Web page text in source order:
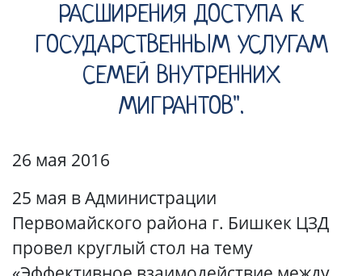
РАСШИРЕНИЯ ДОСТУПА К
ГОСУДАРСТВЕННЫМ УСЛУГАМ
СЕМЕЙ ВНУТРЕННИХ
МИГРАНТОВ".
26 мая 2016
25 мая в Администрации
Первомайского района г. Бишкек ЦЗД
провел круглый стол на тему